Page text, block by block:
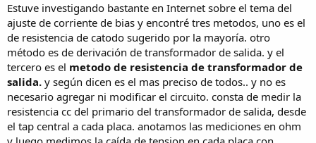
Estuve investigando bastante en Internet sobre el tema del
ajuste de corriente de bias y encontré tres metodos, uno es el
de resistencia de catodo sugerido por la mayoría. otro
método es de derivación de transformador de salida. y el
tercero es el metodo de resistencia de transformador de
salida. y según dicen es el mas preciso de todos.. y no es
necesario agregar ni modificar el circuito. consta de medir la
resistencia cc del primario del transformador de salida, desde
el tap central a cada placa. anotamos las mediciones en ohm